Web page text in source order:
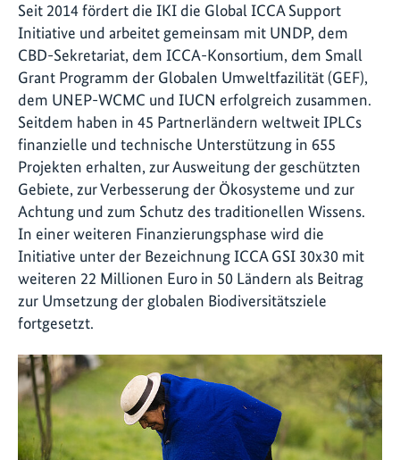
Seit 2014 fördert die IKI die Global ICCA Support
Initiative und arbeitet gemeinsam mit UNDP, dem
CBD-Sekretariat, dem ICCA-Konsortium, dem Small
Grant Programm der Globalen Umweltfazilität (GEF),
dem UNEP-WCMC und IUCN erfolgreich zusammen.
Seitdem haben in 45 Partnerländern weltweit IPLCs
finanzielle und technische Unterstützung in 655
Projekten erhalten, zur Ausweitung der geschützten
Gebiete, zur Verbesserung der Ökosysteme und zur
Achtung und zum Schutz des traditionellen Wissens.
In einer weiteren Finanzierungsphase wird die
Initiative unter der Bezeichnung ICCA GSI 30x30 mit
weiteren 22 Millionen Euro in 50 Ländern als Beitrag
zur Umsetzung der globalen Biodiversitätsziele
fortgesetzt.